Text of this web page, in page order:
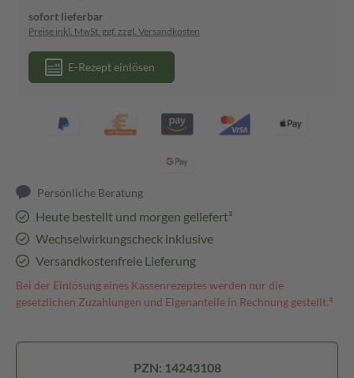
sofort lieferbar
Preise inkl. MwSt. ggf. zzgl. Versandkosten
E-Rezept einlösen
Persönliche Beratung
Heute bestellt und morgen geliefert³
Wechselwirkungscheck inklusive
Versandkostenfreie Lieferung
Bei der Einlösung eines Kassenrezeptes werden nur die
gesetzlichen Zuzahlungen und Eigenanteile in Rechnung gestellt.⁴
PZN: 14243108